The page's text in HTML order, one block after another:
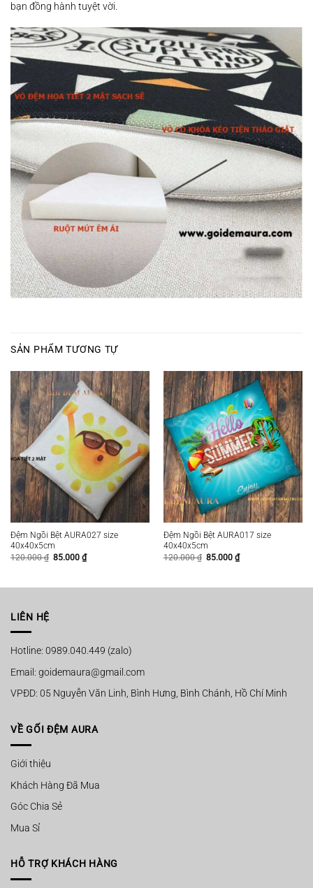
bạn đồng hành tuyệt vời.
SẢN PHẨM TƯƠNG TỰ
Đệm Ngồi Bệt AURA027 size
40x40x5cm
120.000₫ Giá
85.000₫Giá
85.000 ₫.
Đệm Ngồi Bệt AURA017 size
40x40x5cm
120.000₫ Giá
85.000₫Giá
85.000 ₫.
LIÊN HỆ
Hotline: 0989.040.449 (zalo)
Email: goidemaura@gmail.com
VPĐD: 05 Nguyễn Văn Linh, Bình Hưng, Bình Chánh, Hồ Chí Minh
VỀ GỐI ĐỆM AURA
Giới thiệu
Khách Hàng Đã Mua
Góc Chia Sẻ
Mua Sỉ
HỖ TRỢ KHÁCH HÀNG